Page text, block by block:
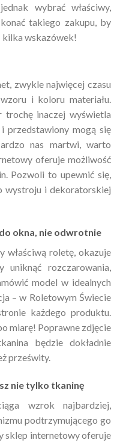
wybrać właściwy,
takiego zakupu, by
kilka wskazówek!
zwykle najwięcej czasu
i koloru materiału.
inaczej wyświetla
przedstawiony mogą się
nas martwi, warto
oferuje możliwość
Pozwoli to upewnić się,
wystroju i dekoratorskiej
okna, nie odwrotnie
właściwą roletę, okazuje
rozczarowania,
model w idealnych
– w Roletowym Świecie
każdego produktu.
miarę! Poprawne zdjęcie
będzie dokładnie
prześwity.
nie tylko tkaninę
wzrok najbardziej,
podtrzymującego go
sklep internetowy oferuje